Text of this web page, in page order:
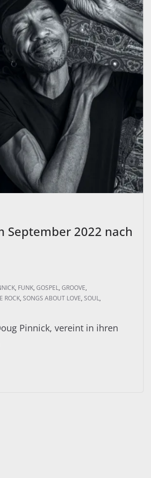
September 2022 nach
, FUNK, GOSPEL, GROOVE,
ROCK, SONGS ABOUT LOVE, SOUL,
Pinnick, vereint in ihren